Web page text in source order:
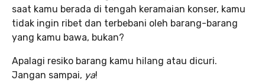
saat kamu berada di tengah keramaian konser, kamu
tidak ingin ribet dan terbebani oleh barang-barang
yang kamu bawa, bukan?
Apalagi resiko barang kamu hilang atau dicuri.
Jangan sampai, ya!